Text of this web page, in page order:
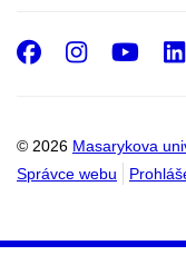
© 2026 Masarykova
Správce webu
Facebook